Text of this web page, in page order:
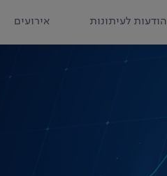
הודעות לעיתונות אירועים